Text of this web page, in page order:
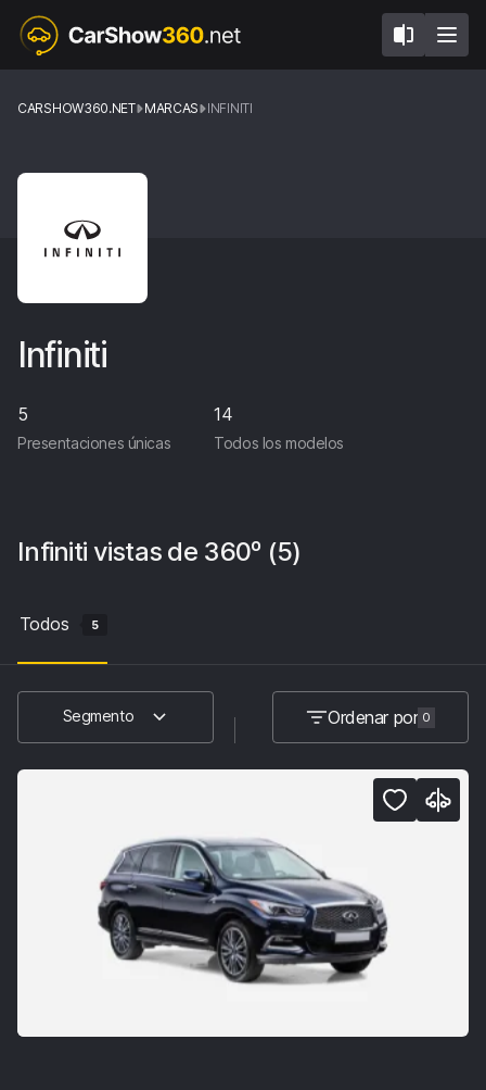
CARSHOW360.NET MARCAS INFINITI
Infiniti
5
Presentaciones únicas
14
Todos los modelos
Infiniti vistas de 360º (5)
Todos 5
Segmento Ordenar por 0